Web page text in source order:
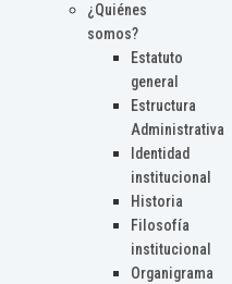
¿Quiénes
somos?
Estatuto
general
Estructura
Administrativa
Identidad
institucional
Historia
Filosofía
institucional
Organigrama